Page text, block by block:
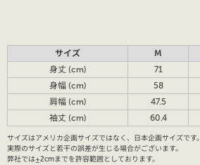
サイズ M
身丈 (cm)
71
身幅 (cm)
58
肩幅 (cm)
47.5
袖丈 (cm)
60.4
サイズはアメリカ企画サイズではなく、日本企画サイズです。
実際のサイズと若干の誤差が生じる場合がございます。
弊社では±2cmまでを許容範囲としております。